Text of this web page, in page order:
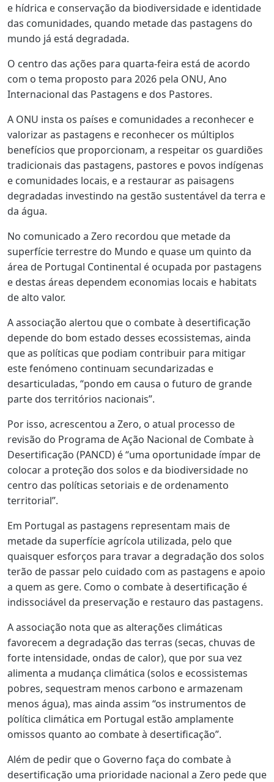
e hídrica e conservação da biodiversidade e identidade
das comunidades, quando metade das pastagens do
mundo já está degradada.
O centro das ações para quarta-feira está de acordo
com o tema proposto para 2026 pela ONU, Ano
Internacional das Pastagens e dos Pastores.
A ONU insta os países e comunidades a reconhecer e
valorizar as pastagens e reconhecer os múltiplos
benefícios que proporcionam, a respeitar os guardiões
tradicionais das pastagens, pastores e povos indígenas
e comunidades locais, e a restaurar as paisagens
degradadas investindo na gestão sustentável da terra e
da água.
No comunicado a Zero recordou que metade da
superfície terrestre do Mundo e quase um quinto da
área de Portugal Continental é ocupada por pastagens
e destas áreas dependem economias locais e habitats
de alto valor.
A associação alertou que o combate à desertificação
depende do bom estado desses ecossistemas, ainda
que as políticas que podiam contribuir para mitigar
este fenómeno continuam secundarizadas e
desarticuladas, “pondo em causa o futuro de grande
parte dos territórios nacionais”.
Por isso, acrescentou a Zero, o atual processo de
revisão do Programa de Ação Nacional de Combate à
Desertificação (PANCD) é “uma oportunidade ímpar de
colocar a proteção dos solos e da biodiversidade no
centro das políticas setoriais e de ordenamento
territorial”.
Em Portugal as pastagens representam mais de
metade da superfície agrícola utilizada, pelo que
quaisquer esforços para travar a degradação dos solos
terão de passar pelo cuidado com as pastagens e apoio
a quem as gere. Como o combate à desertificação é
indissociável da preservação e restauro das pastagens.
A associação nota que as alterações climáticas
favorecem a degradação das terras (secas, chuvas de
forte intensidade, ondas de calor), que por sua vez
alimenta a mudança climática (solos e ecossistemas
pobres, sequestram menos carbono e armazenam
menos água), mas ainda assim “os instrumentos de
política climática em Portugal estão amplamente
omissos quanto ao combate à desertificação”.
Além de pedir que o Governo faça do combate à
desertificação uma prioridade nacional a Zero pede que